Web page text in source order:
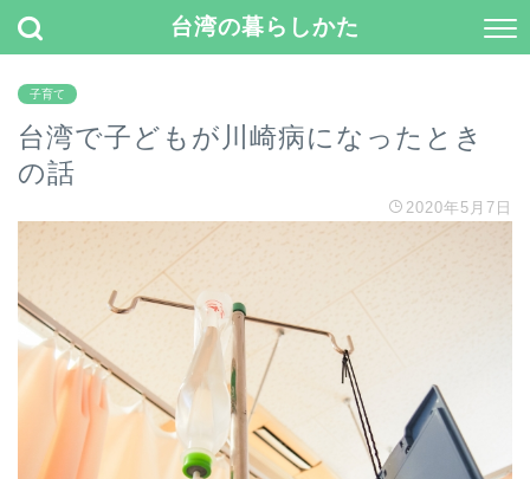
台湾の暮らしかた
子育て
台湾で子どもが川崎病になったとき
の話
2020年5月7日